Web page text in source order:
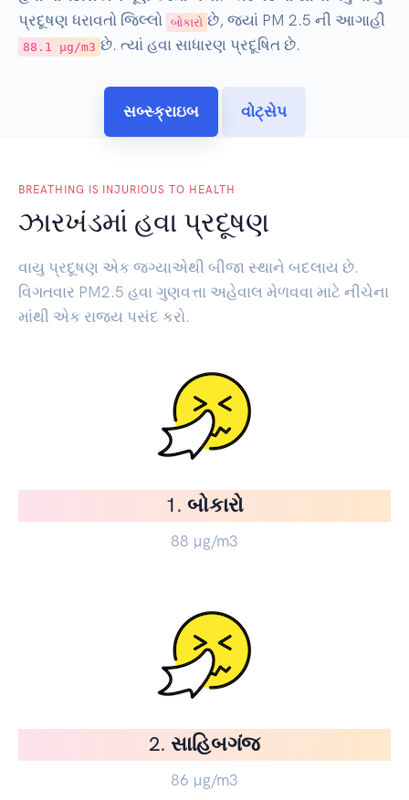
પ્રદૂષણ ધરાવતો જિલ્લો બોકારો છે, જ્યાં PM 2.5 ની આગાહી
88.1 µg/m3 છે. ત્યાં હવા સાધારણ પ્રદૂષિત છે.
સબ્સ્ક્રાઇબ વોટ્સેપ
BREATHING IS INJURIOUS TO HEALTH
ઝારખંડમાં હવા પ્રદૂષણ
વાયુ પ્રદૂષણ એક જગ્યાએથી બીજા સ્થાને બદલાય છે.
વિગતવાર PM2.5 હવા ગુણવત્તા અહેવાલ મેળવવા માટે નીચેના
માંથી એક રાજ્ય પસંદ કરો.
1. બોકારો
88 µg/m3
2. સાહિબગંજ
86 µg/m3